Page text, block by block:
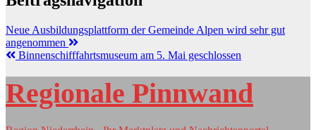
Neue Ausbildungsplattform der Gemeinde Alpen wird sehr gut
angenommen
Binnenschifffahrtsmuseum am 5. Mai geschlossen
Regionale Pinnwand